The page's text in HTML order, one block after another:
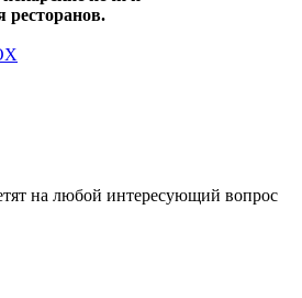
ресторанов.
на любой интересующий вопрос